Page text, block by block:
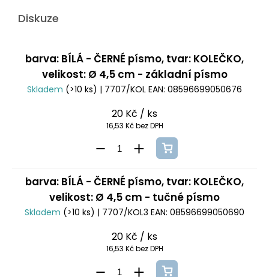
Diskuze
barva: BÍLÁ - ČERNÉ písmo, tvar: KOLEČKO,
velikost: Ø 4,5 cm - základní písmo
Skladem (>10 ks) | 7707/KOL EAN: 08596699050676
20 Kč / ks
16,53 Kč bez DPH
barva: BÍLÁ - ČERNÉ písmo, tvar: KOLEČKO,
velikost: Ø 4,5 cm - tučné písmo
Skladem (>10 ks) | 7707/KOL3 EAN: 08596699050690
20 Kč / ks
16,53 Kč bez DPH